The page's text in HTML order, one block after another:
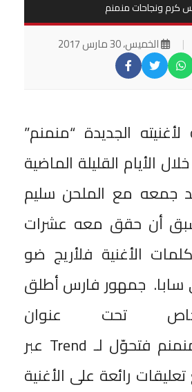
كرم ونجاحات منمنم
| الخميس، 30 مارس 2017
لأغنيته الجديدة “منمنم”
الأيام القليلة الماضية
جمعه مع الملحن سليم
أن حقق معه عشرات
الأغنية فلأريج ضو
سابا. جمهور فارس أطلق
تحت عنوان
#فارس_كرم_منمنم فتحوّل لـ Trend عبر
رائعة على الأغنية